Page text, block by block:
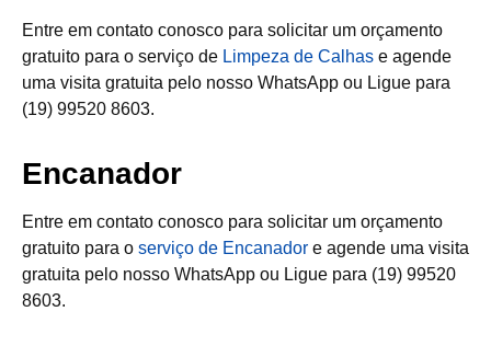
Entre em contato conosco para solicitar um orçamento
gratuito para o serviço de Limpeza de Calhas e agende
uma visita gratuita pelo nosso WhatsApp ou Ligue para
(19) 99520 8603.
Encanador
Entre em contato conosco para solicitar um orçamento
gratuito para o serviço de Encanador e agende uma visita
gratuita pelo nosso WhatsApp ou Ligue para (19) 99520
8603.